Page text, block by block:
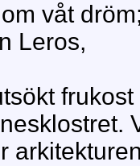
våt
Leros,